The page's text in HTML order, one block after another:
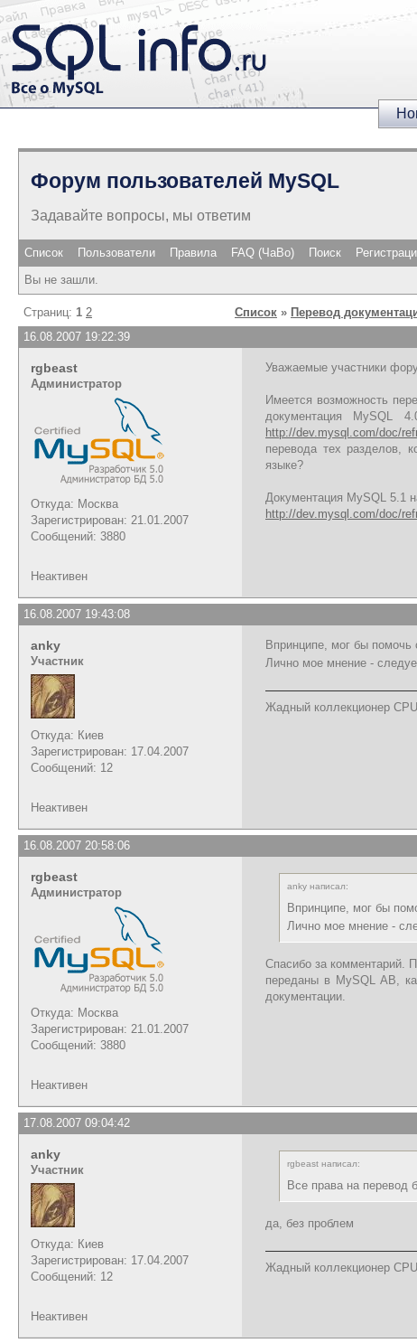
Форум пользователей MySQL
Задавайте вопросы, мы ответим
Список Пользователи Правила FAQ (ЧаВо) Поиск
Вы не зашли.
Страниц: 1 2 Список » Перевод
16.08.2007 19:22:39
rgbeast
Администратор
Откуда: Москва
Зарегистрирован: 21.01.2007
Сообщений: 3880
Уважаемые участники
Имеется возможность
документация MySQL
http://dev.mysql.com/doc/
перевода тех разделов,
языке?
Документация MySQL 5.1
http://dev.mysql.com/doc/
Неактивен
16.08.2007 19:43:08
anky
Участник
Откуда: Киев
Зарегистрирован: 17.04.2007
Сообщений: 12
Впринципе, мог бы помочь
Лично мое мнение -
Жадный коллекционер
Неактивен
16.08.2007 20:58:06
rgbeast
Администратор
Откуда: Москва
Зарегистрирован: 21.01.2007
Сообщений: 3880
anky написал:
Впринципе, мог бы
Лично мое мнение -
Спасибо за комментарий.
переданы в MySQL AB,
документации.
Неактивен
17.08.2007 09:04:42
anky
Участник
Откуда: Киев
Зарегистрирован: 17.04.2007
Сообщений: 12
rgbeast написал:
Все права на перевод
да, без проблем
Жадный коллекционер
Неактивен